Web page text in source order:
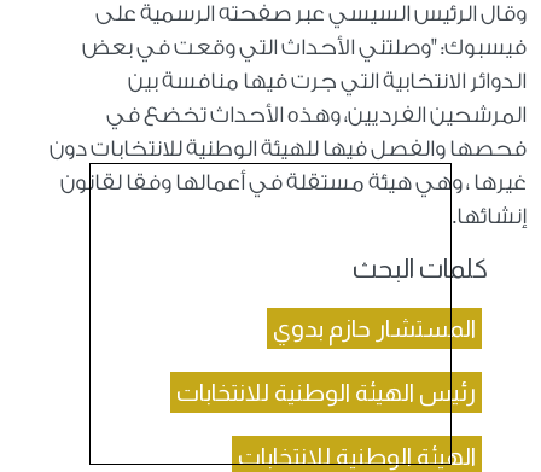
وقال الرئيس السيسي عبر صفحته الرسمية على
فيسبوك: "وصلتني الأحداث التي وقعت في بعض
الدوائر الانتخابية التي جرت فيها منافسة بين
المرشحين الفرديين، وهذه الأحداث تخضع في
فحصها والفصل فيها للهيئة الوطنية للانتخابات دون
غيرها ، وهي هيئة مستقلة في أعمالها وفقا لقانون
إنشائها.
كلمات البحث
المستشار حازم بدوي
رئيس الهيئة الوطنية للانتخابات
الهيئة الوطنية للانتخابات